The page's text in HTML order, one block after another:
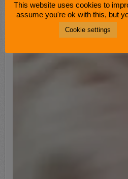
This website uses cookies to
assume you're ok with this, but
Cookie settings